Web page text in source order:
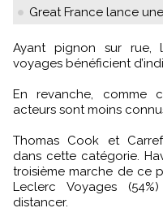
Great France lance
Ayant pignon sur rue, les agences traditionnelles de
voyages bénéficient
En revanche, comme
acteurs sont moins
Thomas Cook et
dans cette catégorie.
troisième marche de ce
Leclerc Voyages
distancer.